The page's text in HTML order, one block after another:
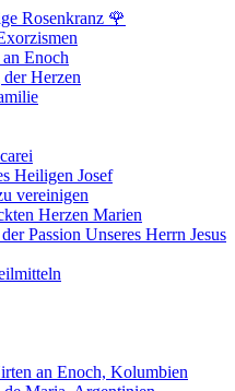
Rosenkranz 🌹
Enoch
Herzen
Heiligen Josef
vereinigen
Herzen Marien
Passion Unseres Herrn Jesus
an Enoch, Kolumbien